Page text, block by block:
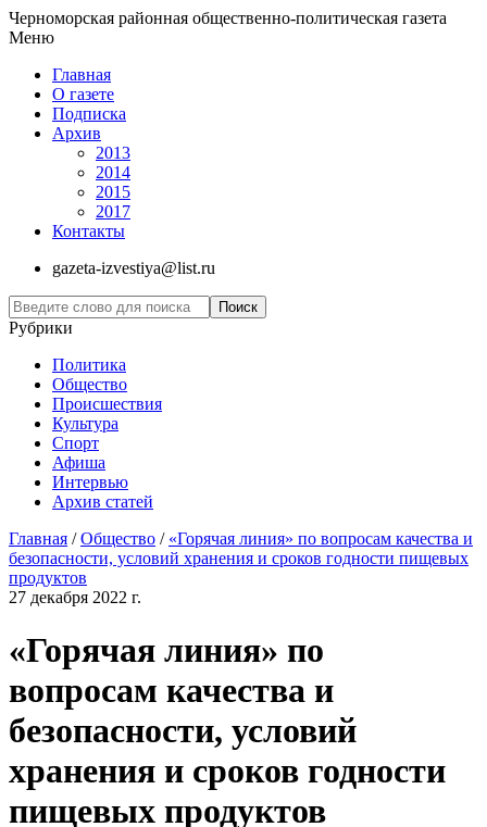
Черноморская районная общественно-политическая газета
Меню
Главная
О газете
Подписка
Архив
2013
2014
2015
2017
Контакты
gazeta-izvestiya@list.ru
Рубрики
Политика
Общество
Проиcшествия
Культура
Спорт
Афиша
Интервью
Архив статей
Главная /Общество / «Горячая линия» по вопросам качества и
безопасности, условий хранения и сроков годности пищевых
продуктов
27 декабря 2022 г.
«Горячая линия» по
вопросам качества и
безопасности, условий
хранения и сроков годности
пищевых продуктов